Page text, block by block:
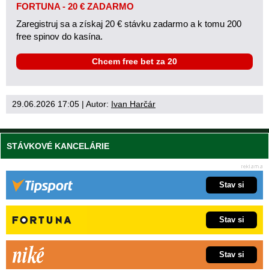
FORTUNA - 20 € ZADARMO
Zaregistruj sa a získaj 20 € stávku zadarmo a k tomu 200
free spinov do kasína.
Chcem free bet za 20
29.06.2026 17:05 | Autor: Ivan Harčár
STÁVKOVÉ KANCELÁRIE
Stav si
Stav si
Stav si